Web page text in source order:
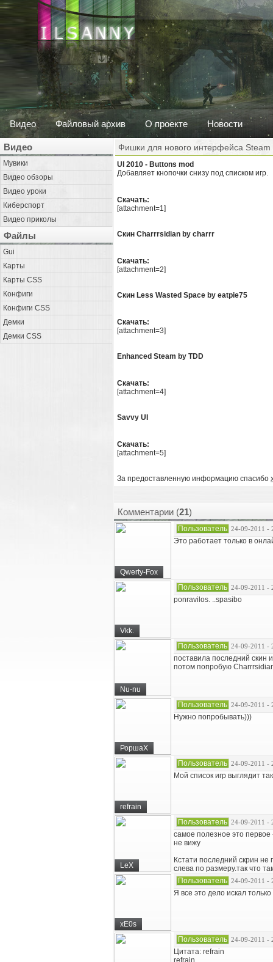
Видео Файловый архив О проекте Новости
Видео
Мувики
Видео обзоры
Видео уроки
Киберспорт
Видео приколы
Файлы
Gui
Карты
Карты CSS
Конфиги
Конфиги CSS
Демки
Демки CSS
Фишки для нового интерфейса Steam
UI 2010 - Buttons mod
Добавляет кнопочки снизу под списком игр.
Скачать:
[attachment=1]
Скин Charrrsidian by charrr
Скачать:
[attachment=2]
Скин Less Wasted Space by eatpie75
Скачать:
[attachment=3]
Enhanced Steam by TDD
Скачать:
[attachment=4]
Savvy UI
Скачать:
[attachment=5]
За предоставленную информацию спасибо
Комментарии (21)
Qwerty-Fox
Пользователь 24-09-2011 -
Это работает только в
Vkk.
Пользователь 24-09-2011 -
ponravilos. ..spasibo
Nu-nu
Пользователь 24-09-2011 -
поставила последний скин
потом попробую
РоршаХ
Пользователь 24-09-2011 -
Нужно попробывать)))
refrain
Пользователь 24-09-2011 -
Мой список игр выглядит
LeX
Пользователь 24-09-2011 -
самое полезное это
не вижу
Кстати последний скрин
слева по размеру.так что
xE0s
Пользователь 24-09-2011 -
Я все это дело искал
Пользователь 24-09-2011 -
Цитата: refrain
refrain